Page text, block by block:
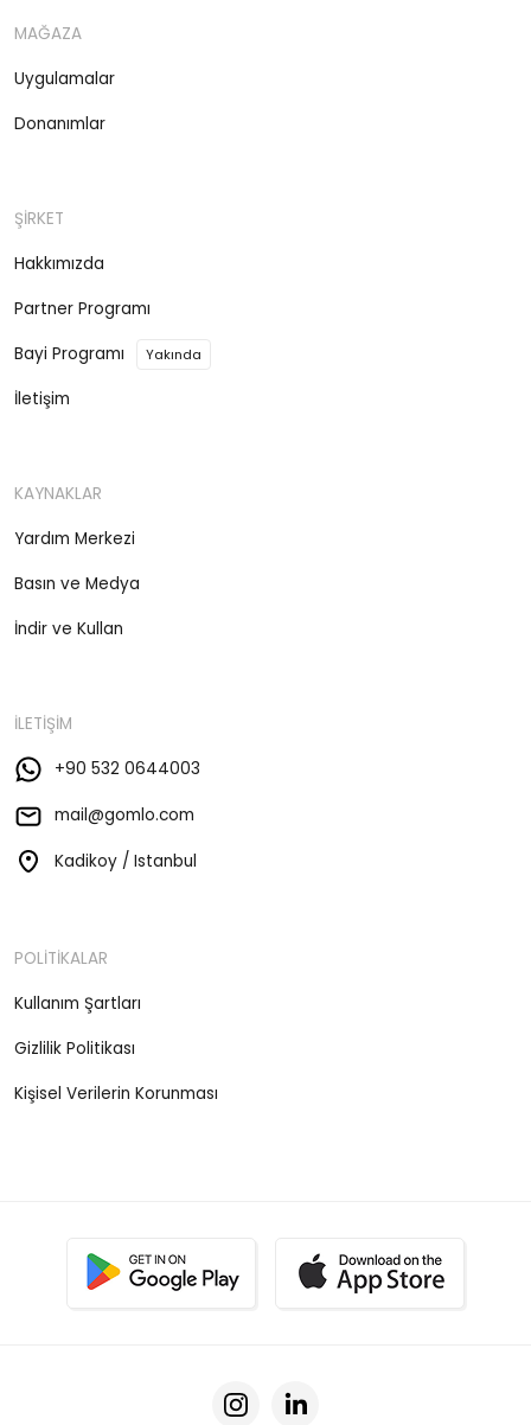
MAĞAZA
Uygulamalar
Donanımlar
ŞİRKET
Hakkımızda
Partner Programı
Bayi Programı
Yakında
İletişim
KAYNAKLAR
Yardım Merkezi
Basın ve Medya
İndir ve Kullan
İLETİŞİM
+90 532 0644003
mail@gomlo.com
Kadikoy / Istanbul
POLİTİKALAR
Kullanım Şartları
Gizlilik Politikası
Kişisel Verilerin Korunması